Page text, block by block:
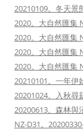
20210109。冬天
2020。大自然匯集
2020。大自然匯集
2020。大自然匯集
2020。大自然匯集
20210101。一年伊
20201024。入秋
20200613。森林與
NZ-D31。